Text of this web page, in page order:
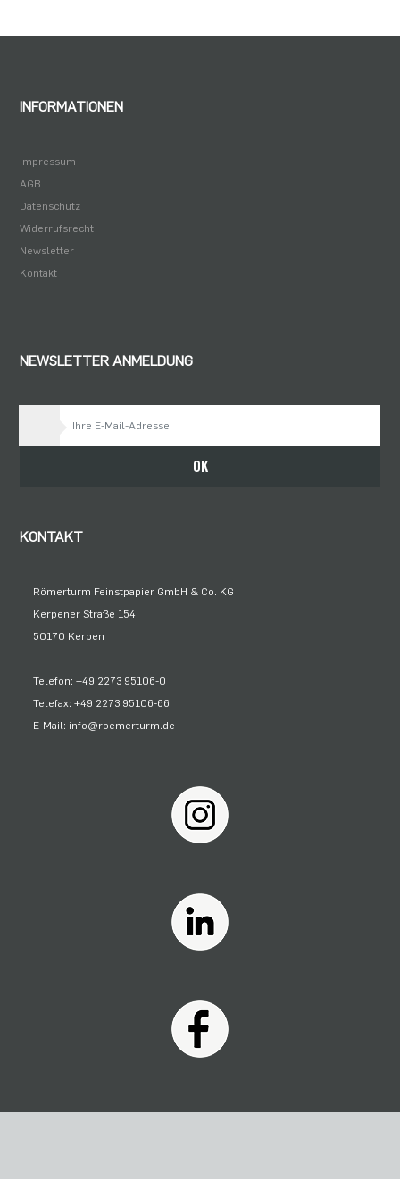
INFORMATIONEN
Impressum
AGB
Datenschutz
Widerrufsrecht
Newsletter
Kontakt
NEWSLETTER ANMELDUNG
OK
KONTAKT
Römerturm Feinstpapier GmbH & Co. KG
Kerpener Straße 154
50170 Kerpen
Telefon: +49 2273 95106-0
Telefax: +49 2273 95106-66
E-Mail: info@roemerturm.de